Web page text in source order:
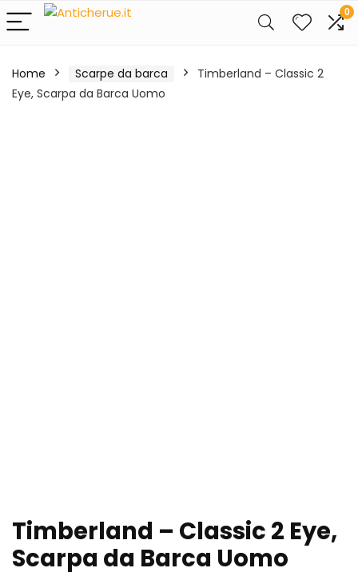
0
Home Scarpe da barca
Timberland – Classic 2
Eye, Scarpa da Barca Uomo
Timberland – Classic 2 Eye,
Scarpa da Barca Uomo